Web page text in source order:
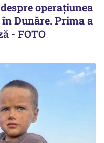
operațiunea
Dunăre. Prima a
- FOTO